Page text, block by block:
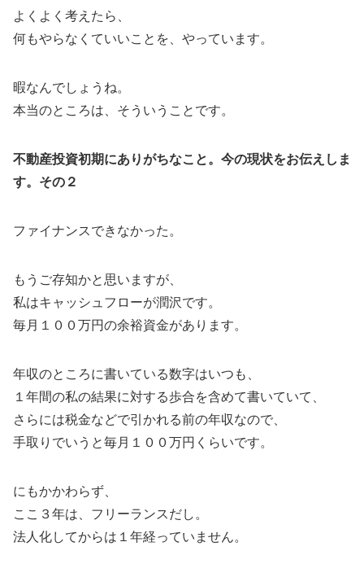
よくよく考えたら、
何もやらなくていいことを、やっています。
暇なんでしょうね。
本当のところは、そういうことです。
不動産投資初期にありがちなこと。今の現状をお伝えしま
す。その２
ファイナンスできなかった。
もうご存知かと思いますが、
私はキャッシュフローが潤沢です。
毎月１００万円の余裕資金があります。
年収のところに書いている数字はいつも、
１年間の私の結果に対する歩合を含めて書いていて、
さらには税金などで引かれる前の年収なので、
手取りでいうと毎月１００万円くらいです。
にもかかわらず、
ここ３年は、フリーランスだし。
法人化してからは１年経っていません。